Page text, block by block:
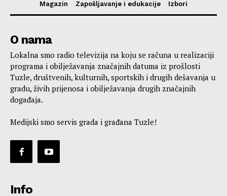
Magazin
Zapošljavanje i edukacije Izbori
O nama
Lokalna smo radio televizija na koju se računa u realizaciji
programa i obilježavanja značajnih datuma iz prošlosti
Tuzle, društvenih, kulturnih, sportskih i drugih dešavanja u
gradu, živih prijenosa i obilježavanja drugih značajnih
događaja.
Medijski smo servis grada i građana Tuzle!
Info